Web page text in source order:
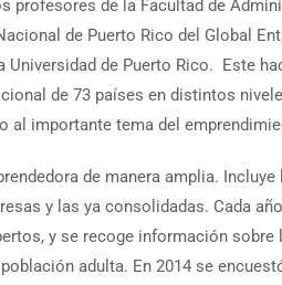
profesores de la Facultad de
de Puerto Rico del Global
Universidad de Puerto Rico. Este
de 73 países en distintos
al importante tema del
de manera amplia.
y las ya consolidadas. Cada
y se recoge información
adulta. En 2014 se